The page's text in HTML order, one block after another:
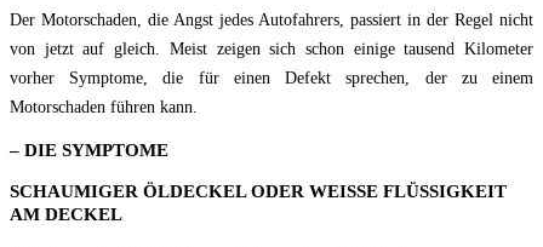
Der Motorschaden, die Angst jedes Autofahrers, passiert in der Regel nicht
von jetzt auf gleich. Meist zeigen sich schon einige tausend Kilometer
vorher Symptome, die für einen Defekt sprechen, der zu einem
Motorschaden führen kann.
– DIE SYMPTOME
SCHAUMIGER ÖLDECKEL ODER WEISSE FLÜSSIGKEIT
AM DECKEL